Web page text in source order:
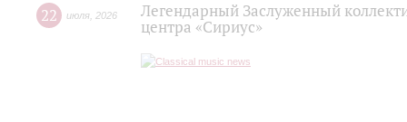
22 июля 2026
Легендарный Заслуженный
центра «Сириус»